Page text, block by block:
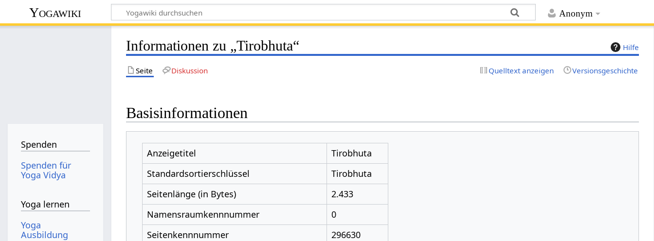
Anonym
Yogawiki
Hilfe
Informationen zu „Tirobhuta“
Seite Diskussion Quelltext anzeigen Versionsgeschichte
Basisinformationen
Anzeigetitel
Tirobhuta
Standardsortierschlüssel
Tirobhuta
Seitenlänge (in Bytes)
2.433
Namensraumkennnummer
0
Seitenkennnummer
296630
Spenden
Spenden für
Yoga Vidya
Yoga lernen
Yoga
Ausbildung